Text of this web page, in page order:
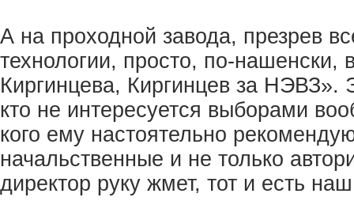
А на проходной завода, презрев
технологии, просто, по-нашенски,
Киргинцева, Киргинцев за НЭВЗ».
кто не интересуется выборами
кого ему настоятельно
начальственные и не только
директор руку жмет, тот и есть